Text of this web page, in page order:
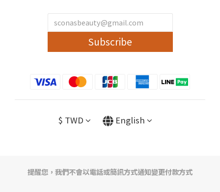
Subscribe
$ TWD English
提醒您，我們不會以電話或簡訊方式通知變更付款方式